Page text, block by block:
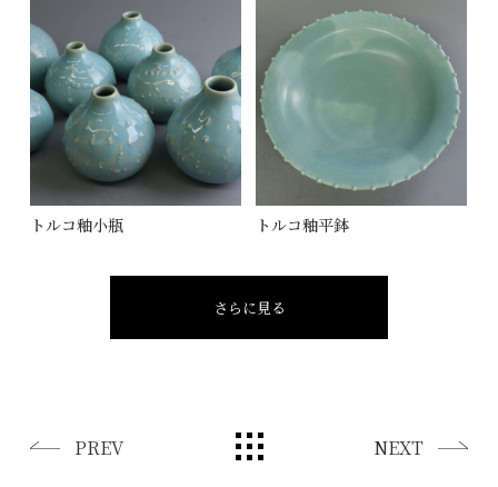
トルコ釉小瓶 トルコ釉平鉢
さらに見る
PREV NEXT